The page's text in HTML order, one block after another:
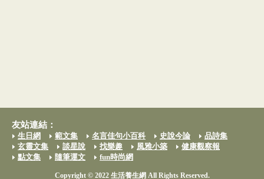
友站連結：
生日網 範文集 名言佳句小百科 史說今論
品詩集
玄靈文集
談星說 找樂趣 風雅小築
健康觀察報
點文集
隨筆運文 fun時尚網
Copyright © 2022 生活養生網 All Rights Reserved.